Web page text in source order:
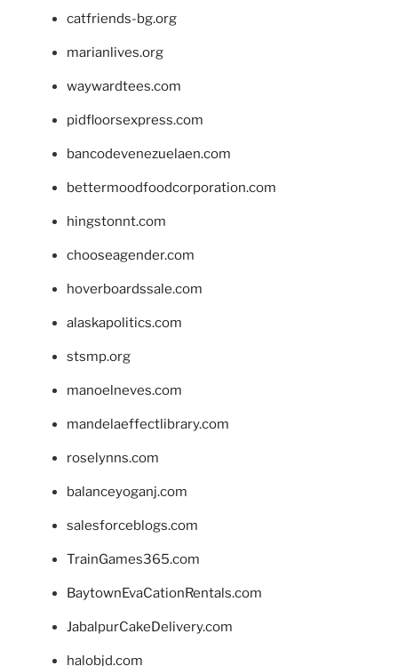
catfriends-bg.org
marianlives.org
waywardtees.com
pidfloorsexpress.com
bancodevenezuelaen.com
bettermoodfoodcorporation.com
hingstonnt.com
chooseagender.com
hoverboardssale.com
alaskapolitics.com
stsmp.org
manoelneves.com
mandelaeffectlibrary.com
roselynns.com
balanceyoganj.com
salesforceblogs.com
TrainGames365.com
BaytownEvaCationRentals.com
JabalpurCakeDelivery.com
halobjd.com